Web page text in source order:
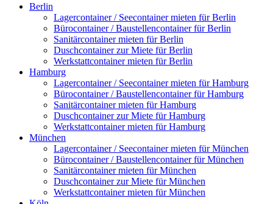
Berlin
Lagercontainer / Seecontainer mieten für Berlin
Bürocontainer / Baustellencontainer für Berlin
Sanitärcontainer mieten für Berlin
Duschcontainer zur Miete für Berlin
Werkstattcontainer mieten für Berlin
Hamburg
Lagercontainer / Seecontainer mieten für Hamburg
Bürocontainer / Baustellencontainer für Hamburg
Sanitärcontainer mieten für Hamburg
Duschcontainer zur Miete für Hamburg
Werkstattcontainer mieten für Hamburg
München
Lagercontainer / Seecontainer mieten für München
Bürocontainer / Baustellencontainer für München
Sanitärcontainer mieten für München
Duschcontainer zur Miete für München
Werkstattcontainer mieten für München